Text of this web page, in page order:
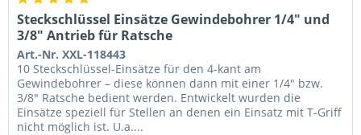
Steckschlüssel Einsätze Gewindebohrer 1/4" und
3/8" Antrieb für Ratsche
Art.-Nr. XXL-118443
10 Steckschlüssel-Einsätze für den 4-kant am
Gewindebohrer – diese können dann mit einer 1/4" bzw.
3/8" Ratsche bedient werden. Entwickelt wurden die
Einsätze speziell für Stellen an denen ein Einsatz mit T-Griff
nicht möglich ist. U.a....